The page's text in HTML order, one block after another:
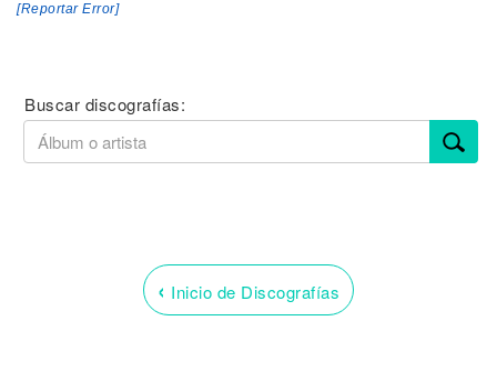
[Reportar Error]
Buscar discografías:
‹ Inicio de Discografías